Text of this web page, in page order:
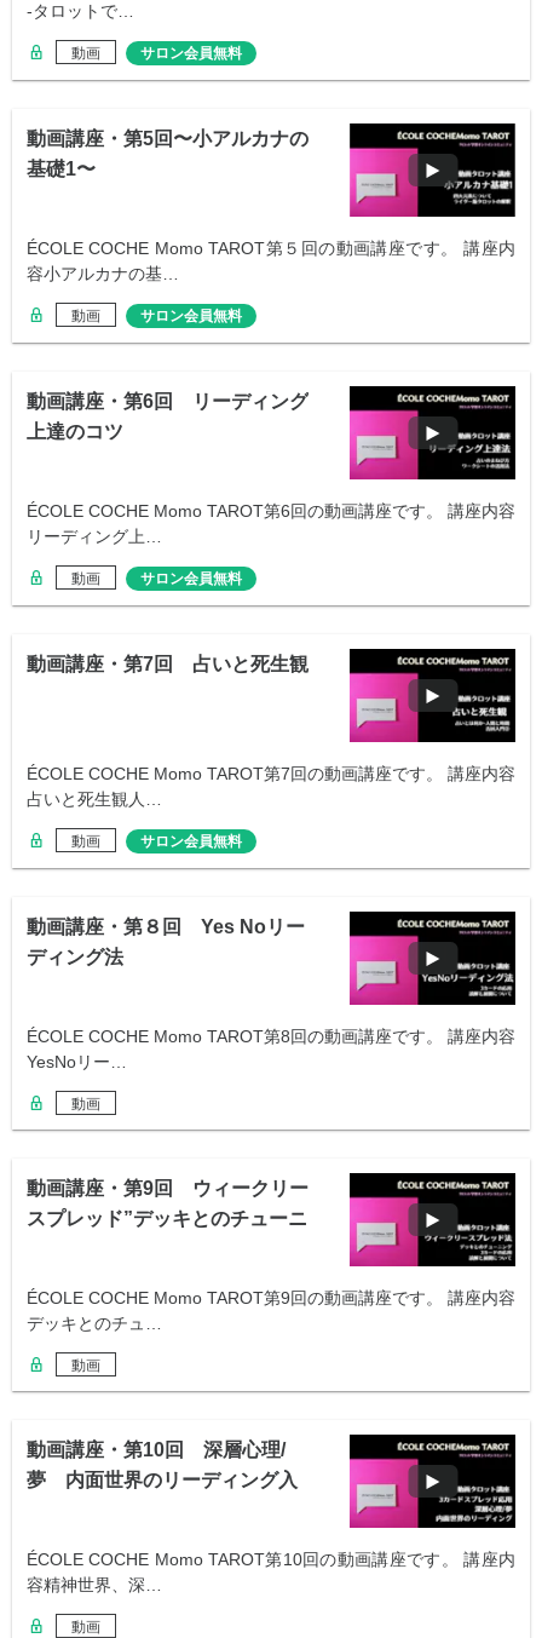
-タロットで…
動画 サロン会員無料
動画講座・第5回〜小アルカナの
基礎1〜
ÉCOLE COCHE Momo TAROT第５回の動画講座です。 講座内
容小アルカナの基…
動画 サロン会員無料
動画講座・第6回 リーディング
上達のコツ
ÉCOLE COCHE Momo TAROT第6回の動画講座です。 講座内容
リーディング上…
動画 サロン会員無料
動画講座・第7回 占いと死生観
ÉCOLE COCHE Momo TAROT第7回の動画講座です。 講座内容
占いと死生観人…
動画 サロン会員無料
動画講座・第８回 Yes Noリー
ディング法
ÉCOLE COCHE Momo TAROT第8回の動画講座です。 講座内容
YesNoリー…
動画
動画講座・第9回 ウィークリー
スプレッド”デッキとのチューニ
ÉCOLE COCHE Momo TAROT第9回の動画講座です。 講座内容
デッキとのチュ…
動画
動画講座・第10回 深層心理/
夢 内面世界のリーディング入
ÉCOLE COCHE Momo TAROT第10回の動画講座です。 講座内
容精神世界、深…
動画